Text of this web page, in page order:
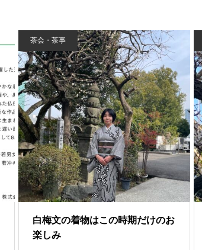
茶会・茶事
白梅文の着物はこの時期だけのお
楽しみ